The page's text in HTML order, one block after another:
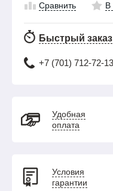
Сравнить В
Быстрый заказ
+7 (701) 712-72-13
Удобная
оплата
Условия
гарантии